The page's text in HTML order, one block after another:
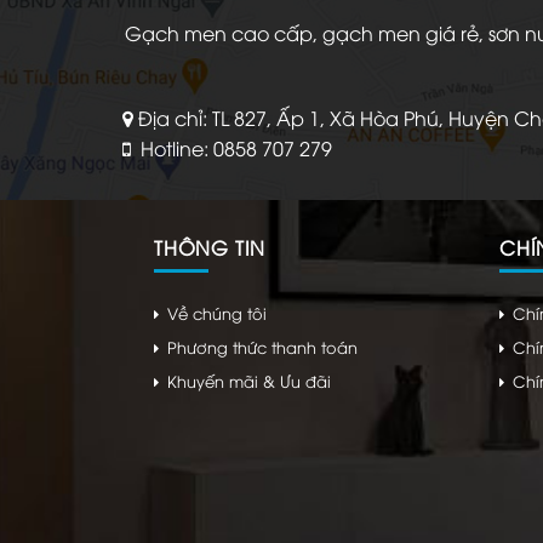
Gạch men cao cấp, gạch men giá rẻ, sơn
Địa chỉ: TL 827, Ấp 1, Xã Hòa Phú, Huyện
Hotline: 0858 707 279
THÔNG TIN
Về chúng tôi
Phương thức thanh toán
Khuyến mãi & Ưu đãi